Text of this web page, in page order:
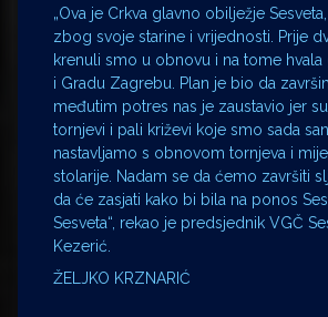
„Ova je Crkva glavno obilježje
zbog svoje starine i vrijednosti. Prije
krenuli smo u obnovu i na tome hvala
i Gradu Zagrebu. Plan je bio da
međutim potres nas je zaustavio jer
tornjevi i pali križevi koje smo sada
nastavljamo s obnovom tornjeva i
stolarije. Nadam se da ćemo završiti
da će zasjati kako bi bila na ponos
Sesveta“, rekao je predsjednik VGČ
Kezerić.
ŽELJKO KRZNARIĆ